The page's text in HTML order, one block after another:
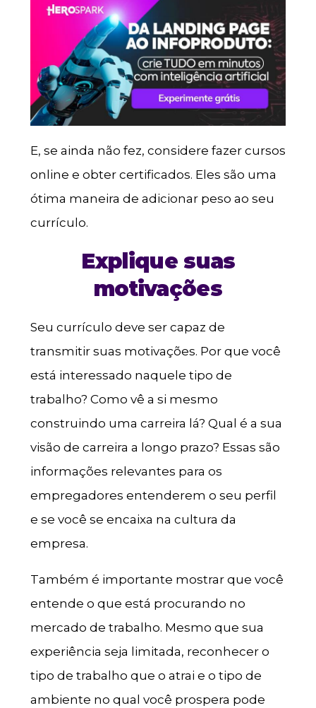
E, se ainda não fez, considere fazer cursos
online e obter certificados. Eles são uma
ótima maneira de adicionar peso ao seu
currículo.
Explique suas
motivações
Seu currículo deve ser capaz de
transmitir suas motivações. Por que você
está interessado naquele tipo de
trabalho? Como vê a si mesmo
construindo uma carreira lá? Qual é a sua
visão de carreira a longo prazo? Essas são
informações relevantes para os
empregadores entenderem o seu perfil
e se você se encaixa na cultura da
empresa.
Também é importante mostrar que você
entende o que está procurando no
mercado de trabalho. Mesmo que sua
experiência seja limitada, reconhecer o
tipo de trabalho que o atrai e o tipo de
ambiente no qual você prospera pode